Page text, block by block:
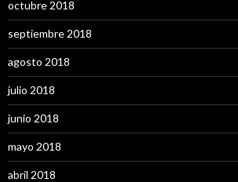
octubre 2018
septiembre 2018
agosto 2018
julio 2018
junio 2018
mayo 2018
abril 2018